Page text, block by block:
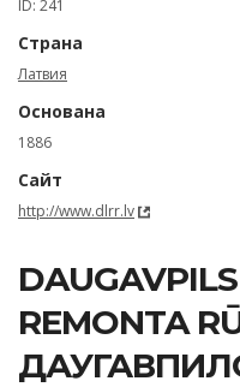
ID: 241
Страна
Латвия
Основана
1886
Сайт
http://www.dlrr.lv
REMONTA